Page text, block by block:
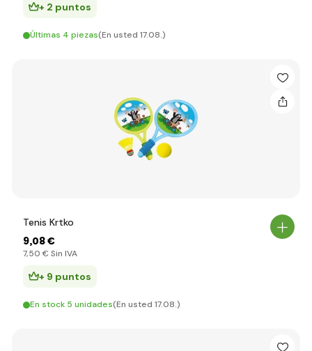
+ 2 puntos
Últimas 4 piezas(En usted 17.08.)
Tenis Krtko
9,08 €
7,50 € Sin IVA
+ 9 puntos
En stock 5 unidades(En usted 17.08.)